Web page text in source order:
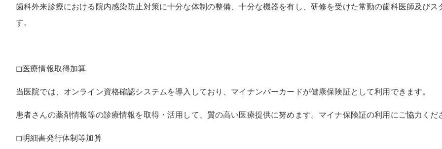
歯科外来診療における院内感染防止対策に十分な体制の整備、十分な機器を有し、研修を受けた常勤の歯科医師及びス
す。
◻︎医療情報取得加算
当医院では、オンライン資格確認システムを導入しており、マイナンバーカードが健康保険証として利用できます。
患者さんの薬剤情報等の診療情報を取得・活用して、質の高い医療提供に努めます。マイナ保険証の利用にご協力くだ
◻︎明細書発行体制等加算